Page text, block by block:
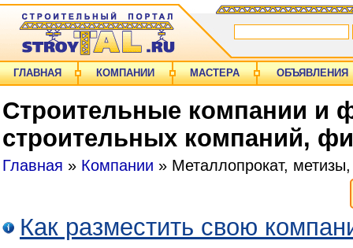
ГЛАВНАЯ КОМПАНИИ МАСТЕРА ОБЪЯВЛЕНИЯ
Строительные компании и
строительных компаний,
Главная » Компании » Металлопрокат,
Как разместить свою